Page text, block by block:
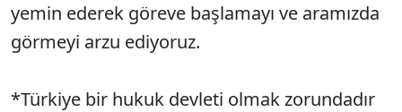
yemin ederek göreve başlamayı ve aramızda
görmeyi arzu ediyoruz.
*Türkiye bir hukuk devleti olmak zorundadır